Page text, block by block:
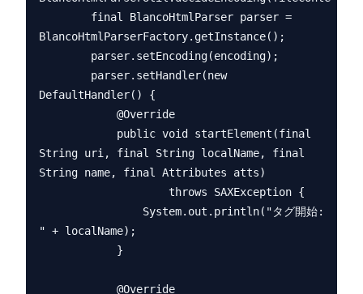
BlancoHtmlParserFactory.getInstance();
DefaultHandler() {
String uri, final String localName, final
String name, final Attributes atts)
" + localName);